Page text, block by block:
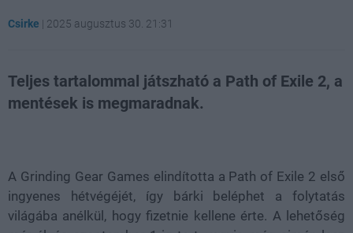
Csirke | 2025 augusztus 30. 21:31
Teljes tartalommal játszható a Path of Exile 2, a
mentések is megmaradnak.
A Grinding Gear Games elindította a Path of Exile 2 első
ingyenes hétvégéjét, így bárki beléphet a folytatás
világába anélkül, hogy fizetnie kellene érte. A lehetőség